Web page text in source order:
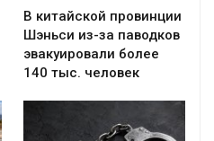
В китайской провинции
Шэньси из-за паводков
эвакуировали более
140 тыс. человек